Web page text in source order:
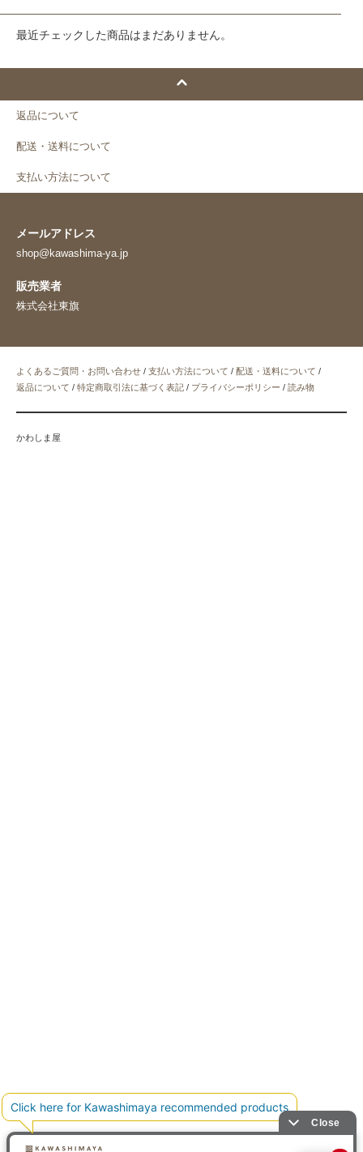
最近チェックした商品はまだありません。
返品について
配送・送料について
支払い方法について
メールアドレス
shop@kawashima-ya.jp
販売業者
株式会社東旗
よくあるご質問・お問い合わせ / 支払い方法について / 配送・送料について /
返品について / 特定商取引法に基づく表記 / プライバシーポリシー / 読み物
かわしま屋